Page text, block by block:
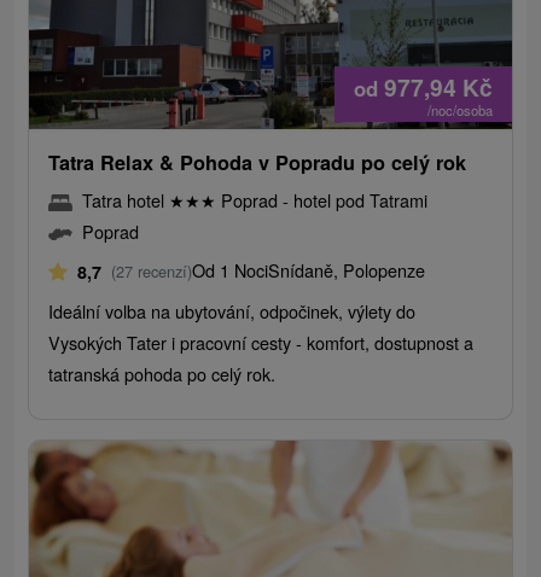
od 977,94 Kč
/noc/osoba
Tatra Relax & Pohoda v Popradu po celý rok
Tatra hotel ★★★ Poprad - hotel pod Tatrami
Poprad
8,7 (27 recenzí)Od 1 NociSnídaně, Polopenze
Ideální volba na ubytování, odpočinek, výlety do
Vysokých Tater i pracovní cesty - komfort, dostupnost a
tatranská pohoda po celý rok.